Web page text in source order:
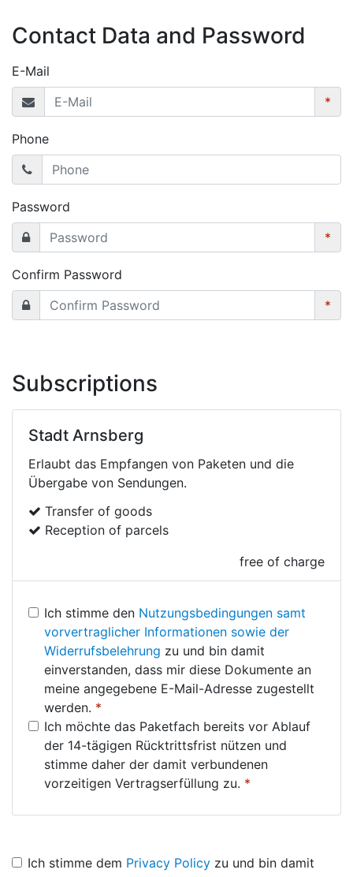
Contact Data and Password
E-Mail
*
Phone
Password
*
Confirm Password
*
Subscriptions
Stadt Arnsberg
Erlaubt das Empfangen von Paketen und die
Übergabe von Sendungen.
Transfer of goods
Reception of parcels
free of charge
Ich stimme den Nutzungsbedingungen samt
vorvertraglicher Informationen sowie der
Widerrufsbelehrung zu und bin damit
einverstanden, dass mir diese Dokumente an
meine angegebene E-Mail-Adresse zugestellt
werden. *
Ich möchte das Paketfach bereits vor Ablauf
der 14-tägigen Rücktrittsfrist nützen und
stimme daher der damit verbundenen
vorzeitigen Vertragserfüllung zu. *
Ich stimme dem Privacy Policy zu und bin damit